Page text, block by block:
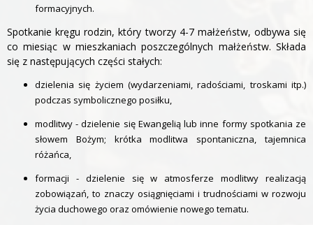
formacyjnych.
Spotkanie kręgu rodzin, który tworzy 4-7 małżeństw, odbywa się
co miesiąc w mieszkaniach poszczególnych małżeństw. Składa
się z następujących części stałych:
dzielenia się życiem (wydarzeniami, radościami, troskami itp.)
podczas symbolicznego posiłku,
modlitwy - dzielenie się Ewangelią lub inne formy spotkania ze
słowem Bożym; krótka modlitwa spontaniczna, tajemnica
różańca,
formacji - dzielenie się w atmosferze modlitwy realizacją
zobowiązań, to znaczy osiągnięciami i trudnościami w rozwoju
życia duchowego oraz omówienie nowego tematu.